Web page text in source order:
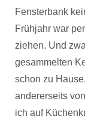
Fensterbank
Frühjahr war
ziehen. Und
gesammelten
schon zu
andererseits
ich auf